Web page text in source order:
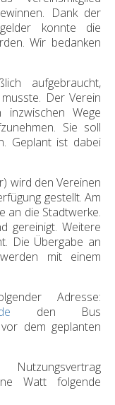
Dank der
konnte die
Wir bedanken
aufgebraucht,
Der Verein
Wege
Sie soll
Geplant ist dabei
wird den Vereinen
gestellt. Am
an die Stadtwerke.
gereinigt. Weitere
Die Übergabe an
mit einem
Adresse:
den Bus
dem geplanten
Watt folgende